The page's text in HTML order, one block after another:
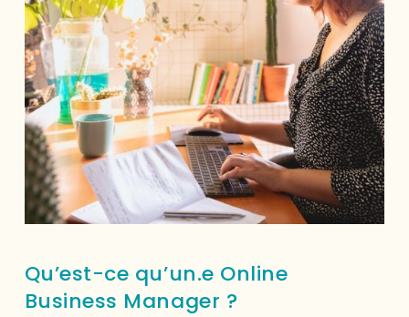
Qu’est-ce qu’un.e Online
Business Manager ?